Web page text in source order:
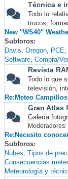
Técnica e
Todo lo
trucos,
New "WS40"
Subforos
Davis Oregon PCE
Software Compra/
Revista
Todo lo que
televisión,
Re:Meteo
Gran Atlas
Galería
Moderadores:
Re:Necesito
Subforos
Nubes Tipos de
Consecuencias
Meteorología y